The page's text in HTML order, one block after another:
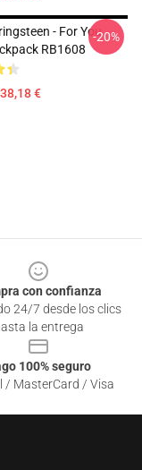
- For You
RB1608
€
-20%
con confianza
24/7 desde los clics
la entrega
100% seguro
/ MasterCard / Visa